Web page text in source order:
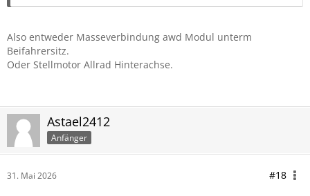
Also entweder Masseverbindung awd Modul unterm
Beifahrersitz.
Oder Stellmotor Allrad Hinterachse.
Astael2412
Anfänger
31. Mai 2026 #18